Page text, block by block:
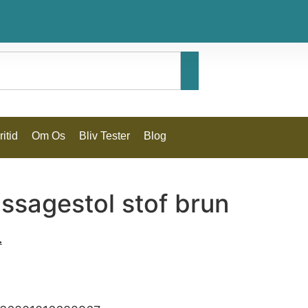
Om Os Bliv Tester Blog
stof brun